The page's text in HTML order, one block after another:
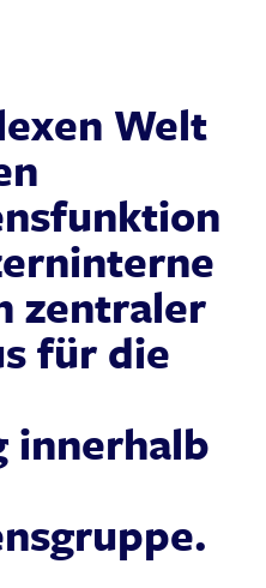
Welt
zentraler
für die
innerhalb